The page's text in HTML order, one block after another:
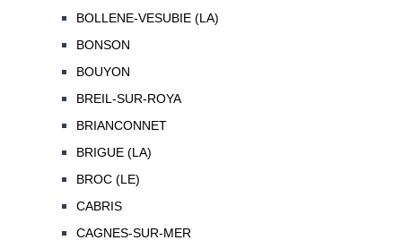
BOLLENE-VESUBIE (LA)
BONSON
BOUYON
BREIL-SUR-ROYA
BRIANCONNET
BRIGUE (LA)
BROC (LE)
CABRIS
CAGNES-SUR-MER